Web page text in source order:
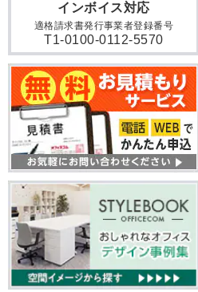
インボイス対応
適格請求書発行事業者登録番号
T1-0100-0112-5570